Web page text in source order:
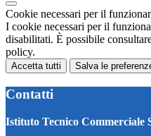
Cookie necessari per il
I cookie necessari per il
disabilitati. È possibile
policy.
Accetta tutti Salva le
Contatti
Istituto Tecnico Commerciale